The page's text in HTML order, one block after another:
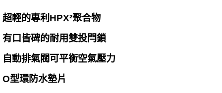
超輕的專利HPX²聚合物
有口皆碑的耐用雙投閂鎖
自動排氣閥可平衡空氣壓力
O型環防水墊片